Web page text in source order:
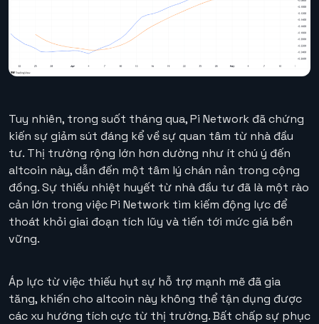
Tuy nhiên, trong suốt tháng qua, Pi Network đã chứng
kiến sự giảm sút đáng kể về sự quan tâm từ nhà đầu
tư. Thị trường rộng lớn hơn dường như ít chú ý đến
altcoin này, dẫn đến một tâm lý chán nản trong cộng
đồng. Sự thiếu nhiệt huyết từ nhà đầu tư đã là một rào
cản lớn trong việc Pi Network tìm kiếm động lực để
thoát khỏi giai đoạn tích lũy và tiến tới mức giá bền
vững.
Áp lực từ việc thiếu hụt sự hỗ trợ mạnh mẽ đã gia
tăng, khiến cho altcoin này không thể tận dụng được
các xu hướng tích cực từ thị trường. Bất chấp sự phục